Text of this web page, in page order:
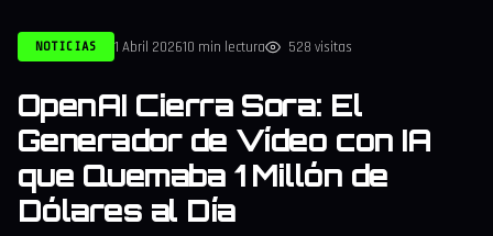
NOTICIAS 1 Abril 202610 min lectura 528 visitas
OpenAI Cierra Sora: El
Generador de Vídeo con IA
que Quemaba 1 Millón de
Dólares al Día